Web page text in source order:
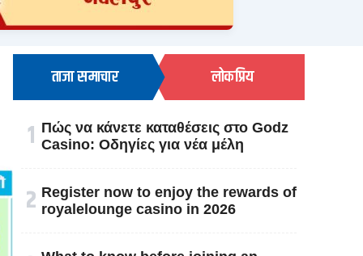
ताजा समाचार लोकप्रिय
१ Πώς να κάνετε καταθέσεις στο Godz
Casino: Οδηγίες για νέα μέλη
२ Register now to enjoy the rewards of
royalelounge casino in 2026